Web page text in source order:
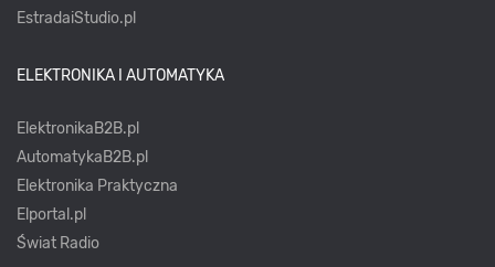
EstradaiStudio.pl
ELEKTRONIKA I AUTOMATYKA
ElektronikaB2B.pl
AutomatykaB2B.pl
Elektronika Praktyczna
Elportal.pl
Świat Radio